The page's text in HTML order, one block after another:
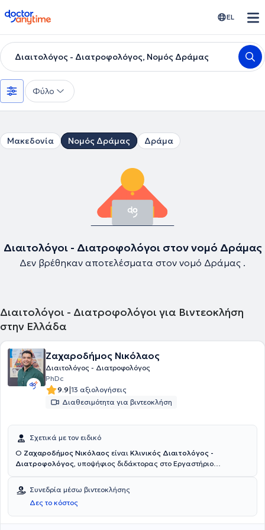
doctoranytime EL
Διαιτολόγος - Διατροφολόγος, Νομός Δράμας
Φύλο
Μακεδονία Νομός Δράμας Δράμα
Διαιτολόγοι - Διατροφολόγοι στον νομό Δράμας
Δεν βρέθηκαν αποτελέσματα στον νομό Δράμας .
Διαιτολόγοι - Διατροφολόγοι για Βιντεοκλήση
στην Ελλάδα
Ζαχαροδήμος Νικόλαος
Διαιτολόγος - Διατροφολόγος
PhDc
9.9|13 αξιολογήσεις
Διαθεσιμότητα για βιντεοκλήση
Σχετικά με τον ειδικό
Ο Ζαχαροδήμος Νικόλαος είναι Κλινικός Διαιτολόγος -
Διατροφολόγος, υποψήφιος διδάκτορας στο Εργαστήριο
Αθηνών και διατηρεί ιδιωτικό γραφείο στην Αγία Παρασκευή. Είναι
απόφοιτος του Τμήματος Διατροφής και Διαιτολογίας του ΑΤΕΙ
Κρήτης και κάτοχος μεταπτυχιακού τίτλου στην «Μοριακή και
Εφαρμοσμένη Φυσιολογία» της Ιατρικής Σχολής του Εθνικού και
Συνεδρία μέσω βιντεοκλήσης
Δες το κόστος